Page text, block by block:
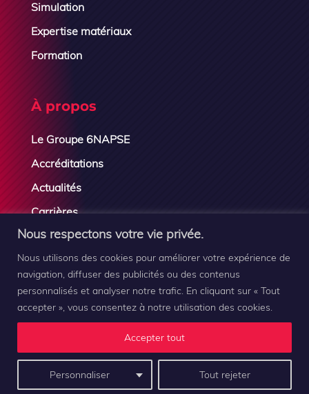
Nous respectons votre vie privée.
Nous utilisons des cookies pour améliorer votre expérience de
navigation, diffuser des publicités ou des contenus
personnalisés et analyser notre trafic. En cliquant sur « Tout
accepter », vous consentez à notre utilisation des cookies.
Personnaliser Tout rejeter
Accepter tout
Simulation
Expertise matériaux
Formation
À propos
Le Groupe 6NAPSE
Accréditations
Actualités
Carrières
Contactez-nous
Groupe 6NAPSE © 2019-2026 |